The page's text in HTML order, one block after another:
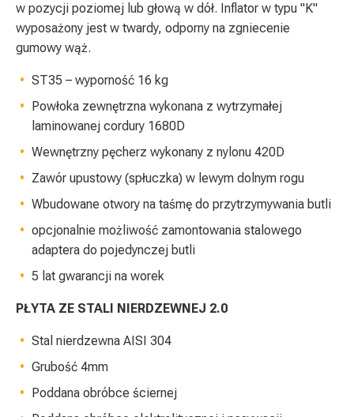
w pozycji poziomej lub głową w dół. Inflator w typu "K"
wyposażony jest w twardy, odporny na zgniecenie
gumowy wąż.
ST35 – wyporność 16 kg
Powłoka zewnętrzna wykonana z wytrzymałej
laminowanej cordury 1680D
Wewnętrzny pęcherz wykonany z nylonu 420D
Zawór upustowy (spłuczka) w lewym dolnym rogu
Wbudowane otwory na taśmę do przytrzymywania butli
opcjonalnie możliwość zamontowania stalowego
adaptera do pojedynczej butli
5 lat gwarancji na worek
PŁYTA ZE STALI NIERDZEWNEJ 2.0
Stal nierdzewna AISI 304
Grubość 4mm
Poddana obróbce ściernej